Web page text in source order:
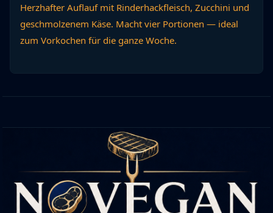
Herzhafter Auflauf mit Rinderhackfleisch, Zucchini und
geschmolzenem Käse. Macht vier Portionen — ideal
zum Vorkochen für die ganze Woche.